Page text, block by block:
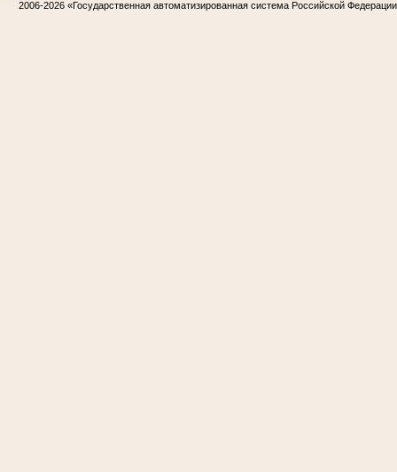
2006-2026 «Государственная автоматизированная система Российской